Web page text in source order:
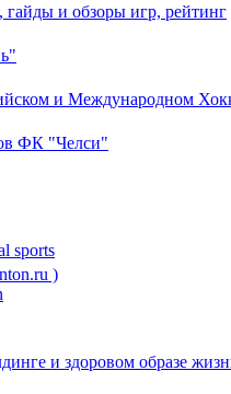
гайды и обзоры игр, рейтинг
и Международном
ФК "Челси"
sports
)
и здоровом образе